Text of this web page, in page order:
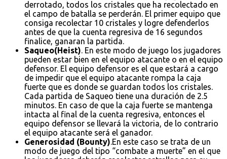
derrotado, todos los cristales que ha recolectado en
el campo de batalla se perderán. El primer equipo que
consiga recolectar 10 cristales y logre defenderlos
antes de que la cuenta regresiva de 16 segundos
finalice, ganaran la partida.
Saqueo(Heist). En este modo de juego los jugadores
pueden estar bien en el equipo atacante o en el equipo
defensor. El equipo defensor es el que estará a cargo
de impedir que el equipo atacante rompa la caja
fuerte que es donde se guardan todos los cristales.
Cada partida de Saqueo tiene una duración de 2.5
minutos. En caso de que la caja fuerte se mantenga
intacta al final de la cuenta regresiva, entonces el
equipo defensor se llevará la victoria, de lo contrario
el equipo atacante será el ganador.
Generosidad (Bounty).En este caso se trata de un
modo de juego del tipo “combate a muerte” en el que